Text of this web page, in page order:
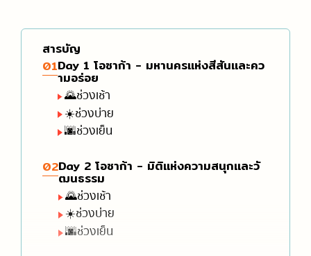
สารบัญ
01Day 1 โอซาก้า - มหานครแห่งสีสันและคว
ามอร่อย
🌄ช่วงเช้า
☀️ช่วงบ่าย
🌆ช่วงเย็น
02Day 2 โอซาก้า - มิติแห่งความสนุกและวั
ฒนธรรม
🌄ช่วงเช้า
☀️ช่วงบ่าย
🌆ช่วงเย็น